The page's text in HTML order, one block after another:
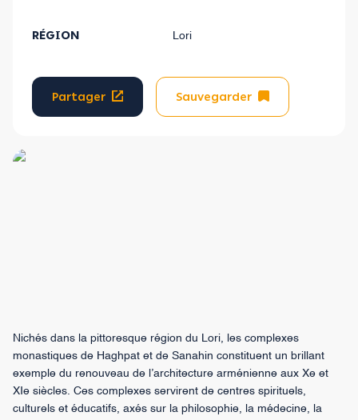
RÉGION Lori
Partager Sauvegarder
Nichés dans la pittoresque région du Lori, les complexes
monastiques de Haghpat et de Sanahin constituent un brillant
exemple du renouveau de l’architecture arménienne aux Xe et
XIe siècles. Ces complexes servirent de centres spirituels,
culturels et éducatifs, axés sur la philosophie, la médecine, la